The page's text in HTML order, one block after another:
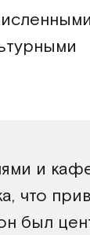
и
что
был